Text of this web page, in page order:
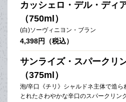
カッシェロ・デル・ディ
（750ml）
(白)ソーヴィニヨン・ブラン
4,398円（税込）
サンライズ・スパークリ
（375ml）
泡/辛口《チリ》シャルドネ主体で造
とれたさわやかな辛口のスパークリン